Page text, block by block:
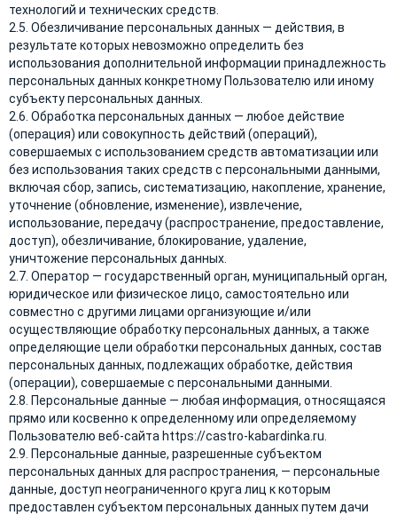
технологий и технических средств.
2.5. Обезличивание персональных данных — действия, в
результате которых невозможно определить без
использования дополнительной информации принадлежность
персональных данных конкретному Пользователю или иному
субъекту персональных данных.
2.6. Обработка персональных данных — любое действие
(операция) или совокупность действий (операций),
совершаемых с использованием средств автоматизации или
без использования таких средств с персональными данными,
включая сбор, запись, систематизацию, накопление, хранение,
уточнение (обновление, изменение), извлечение,
использование, передачу (распространение, предоставление,
доступ), обезличивание, блокирование, удаление,
уничтожение персональных данных.
2.7. Оператор — государственный орган, муниципальный орган,
юридическое или физическое лицо, самостоятельно или
совместно с другими лицами организующие и/или
осуществляющие обработку персональных данных, а также
определяющие цели обработки персональных данных, состав
персональных данных, подлежащих обработке, действия
(операции), совершаемые с персональными данными.
2.8. Персональные данные — любая информация, относящаяся
прямо или косвенно к определенному или определяемому
Пользователю веб-сайта https://castro-kabardinka.ru.
2.9. Персональные данные, разрешенные субъектом
персональных данных для распространения, — персональные
данные, доступ неограниченного круга лиц к которым
предоставлен субъектом персональных данных путем дачи